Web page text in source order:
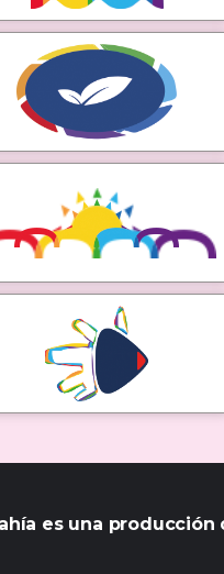
es una